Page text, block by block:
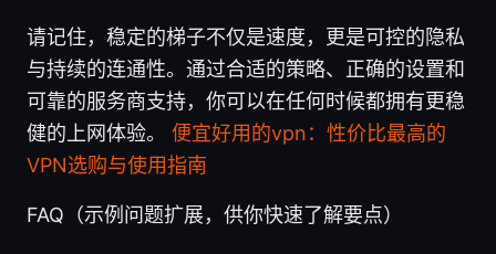
请记住，稳定的梯子不仅是速度，更是可控的隐私
与持续的连通性。通过合适的策略、正确的设置和
可靠的服务商支持，你可以在任何时候都拥有更稳
健的上网体验。 便宜好用的vpn：性价比最高的
VPN选购与使用指南
FAQ（示例问题扩展，供你快速了解要点）